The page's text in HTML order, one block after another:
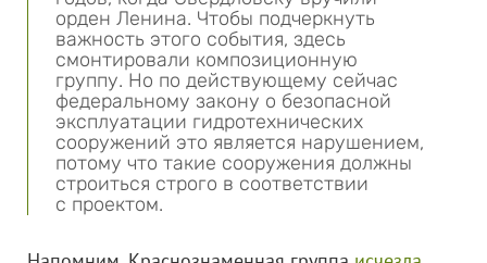
орден Ленина. Чтобы подчеркнуть
важность этого события, здесь
смонтировали композиционную
группу. Но по действующему сейчас
федеральному закону о безопасной
эксплуатации гидротехнических
сооружений это является нарушением,
потому что такие сооружения должны
строиться строго в соответствии
с проектом.